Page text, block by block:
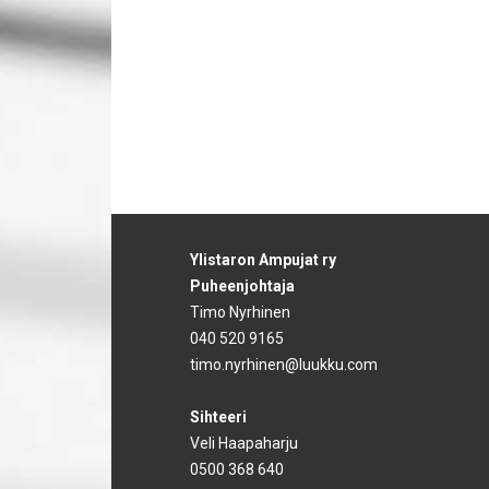
Ylistaron Ampujat ry
Puheenjohtaja
Timo Nyrhinen
040 520 9165
timo.nyrhinen@luukku.com
Sihteeri
Veli Haapaharju
0500 368 640